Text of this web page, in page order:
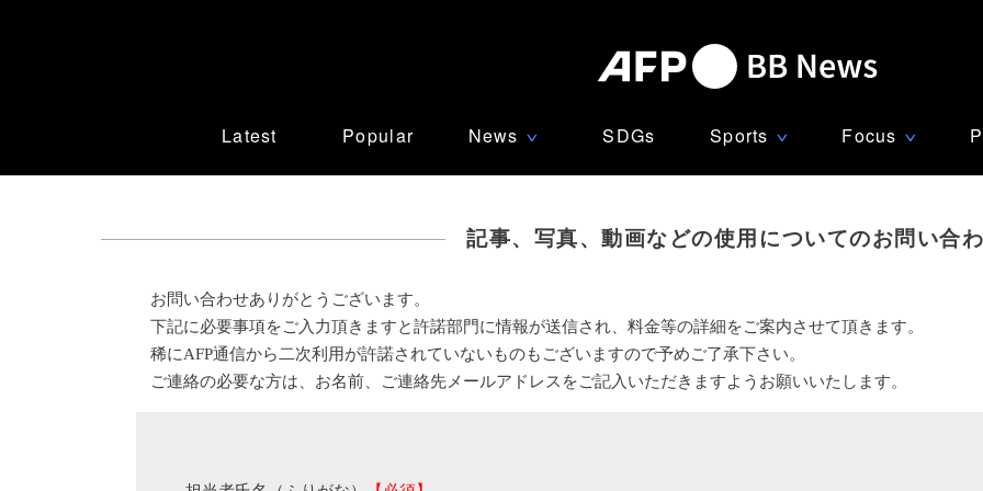
Latest Popular News ∨ SDGs Sports ∨ Focus ∨
記事、写真、動画などの使用についてのお問い合
お問い合わせありがとうございます。
下記に必要事項をご入力頂きますと許諾部門に情報が送信され、料金等の詳細をご案内させて頂きます。
稀にAFP通信から二次利用が許諾されていないものもございますので予めご了承下さい。
ご連絡の必要な方は、お名前、ご連絡先メールアドレスをご記入いただきますようお願いいたします。